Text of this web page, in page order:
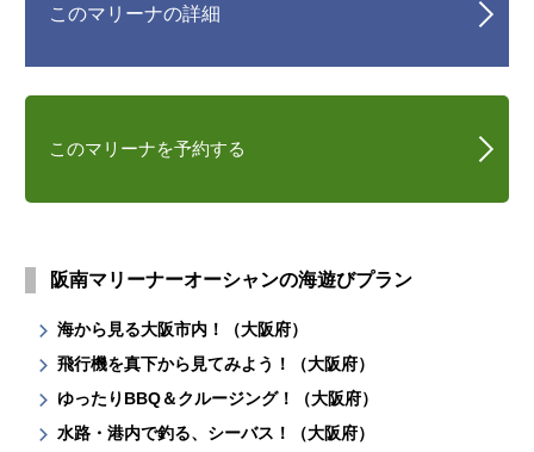
このマリーナの詳細
このマリーナを予約する
阪南マリーナーオーシャンの海遊びプラン
海から見る大阪市内！（大阪府）
飛行機を真下から見てみよう！（大阪府）
ゆったりBBQ＆クルージング！（大阪府）
水路・港内で釣る、シーバス！（大阪府）